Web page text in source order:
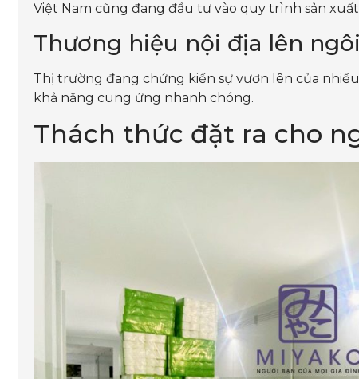
Việt Nam cũng đang đầu tư vào quy trình sản
Thương hiệu nội địa lên ngôi
Thị trường đang chứng kiến sự vươn lên của
khả năng cung ứng nhanh chóng.
Thách thức đặt ra cho